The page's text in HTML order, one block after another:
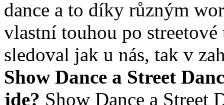
dance a to díky různým
vlastní touhou po
sledoval jak u nás, tak v
Show Dance a Street
jde? Show Dance a Street